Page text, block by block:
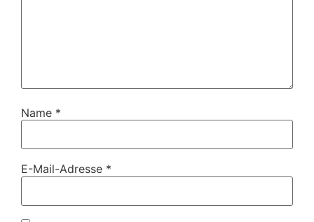
Name *
E-Mail-Adresse *